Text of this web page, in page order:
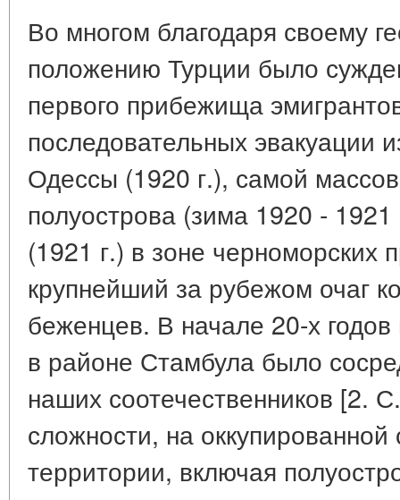
Во многом благодаря своему
положению Турции было
первого прибежища
последовательных эвакуации
Одессы (1920 г.), самой
полуострова (зима 1920 -
(1921 г.) в зоне черноморских
крупнейший за рубежом очаг
беженцев. В начале 20-х
в районе Стамбула было
наших соотечественников [2.
сложности, на
территории, включая